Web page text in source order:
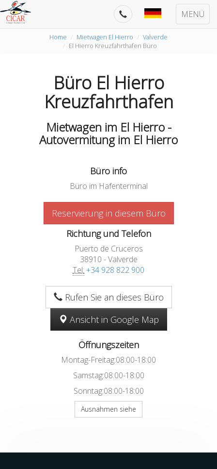
MENÜ
Home Mietwagen El Hierro
Valverde
El Hierro Kreuzfahrthafen Büro
Büro El Hierro
Kreuzfahrthafen
Mietwagen im El Hierro -
Autovermitung im El Hierro
Büro info
Büro im Hafenterminal
Reservierung in diesem Büro
Richtung und Telefon
Puerto de Cruceros
38910 - Valverde
Tel: +34 928 822 900
Rufen Sie an dieses Büro
Ansicht in Google Map
Öffnungszeiten
Montag-Freitag:08:00-18:00
Samstag:08:00-18:00
Sonntag:08:00-18:00
Ausnahmen siehe